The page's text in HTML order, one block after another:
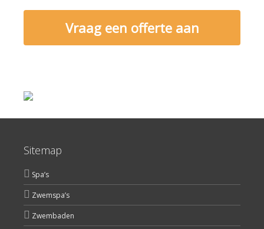
Vraag een offerte aan
Sitemap
Spa’s
Zwemspa’s
Zwembaden